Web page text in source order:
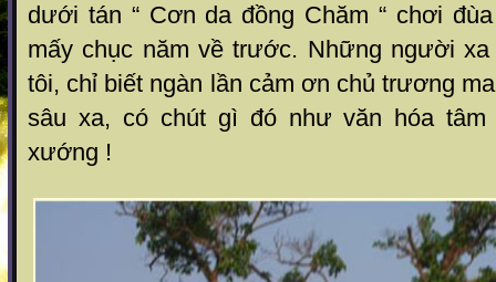
dưới tán “ Cơn da đồng Chăm “ chơi
mấy chục năm về trước. Những người
tôi, chỉ biết ngàn lần cảm ơn chủ trương
sâu xa, có chút gì đó như văn hóa
xướng !